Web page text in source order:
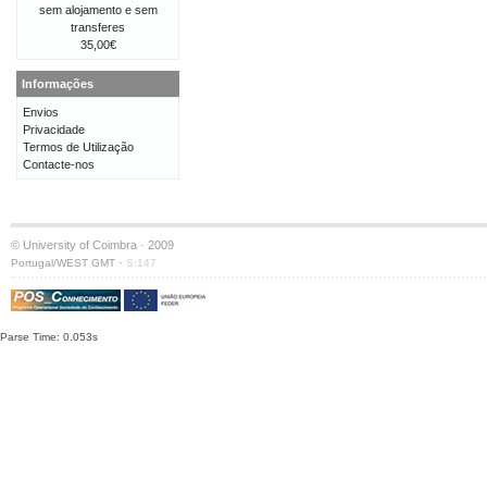
sem alojamento e sem
transferes
35,00€
Informações
Envios
Privacidade
Termos de Utilização
Contacte-nos
© University of Coimbra · 2009
Portugal/WEST GMT · S:147
Parse Time: 0.053s